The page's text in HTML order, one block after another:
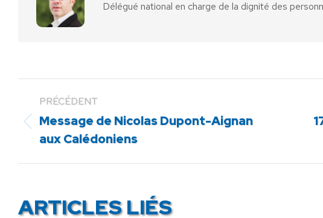
Délégué national en charge de la dignité des
PRÉCÉDENT
Article
précédent
Message de Nicolas Dupont-Aignan
aux Calédoniens
Article
ARTICLES LIÉS